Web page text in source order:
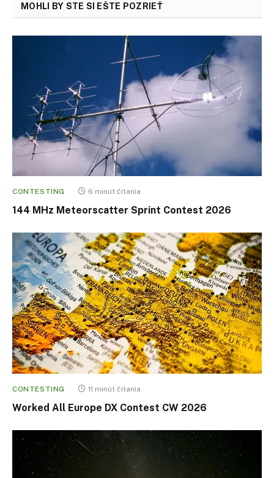
MOHLI BY STE SI EŠTE POZRIEŤ
CONTESTING 6 minút čítania
144 MHz Meteorscatter Sprint Contest 2026
CONTESTING 11 minút čítania
Worked All Europe DX Contest CW 2026